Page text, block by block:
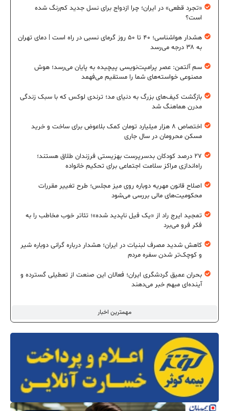
مهمترین اخبار
«تجرد قطعی» در ایران؛ چرا ازدواج برای نسل جدید کم‌رنگ شده
است؟
هشدار هواشناسی؛ ۴۰ تا ۵۰ روز گرمای نسبی در راه است | دمای تهران
به ۳۸ درجه می‌رسد
سم آلتمن: عصر پرامپت‌نویسی پیچیده به پایان می‌رسد؛ هوش
مصنوعی خواسته‌های شما را مستقیم می‌فهمد
بازگشت کیف‌های بزرگ به دنیای مد؛ ترندی لوکس که با سبک زندگی
مدرن هماهنگ شد
اختصاص ۸ هزار میلیارد تومان کمک بلاعوض برای ساخت و خرید
مسکن محرومان در سال جاری
۲۷ درصد کودکان بدسرپرست بهزیستی فرزندان طلاق هستند؛
راه‌اندازی مراکز سلامت اجتماعی برای تحکیم خانواده
اصلاح قانون مهریه دوباره روی میز مجلس؛ طرح تغییر مقررات
محکومیت‌های مالی بررسی می‌شود
تمجید ایرج راد از «یک فیل ناپدید شده»؛ تئاتر خوب مخاطب را به
فکر فرو می‌برد
کاهش شدید مصرف لبنیات در ایران؛ هشدار درباره گرانی دوباره شیر
و کوچک‌تر شدن سفره مردم
بحران عمیق گردشگری ایران؛ فعالان این صنعت از تعطیلی گسترده و
آینده‌ای مبهم خبر می‌دهند